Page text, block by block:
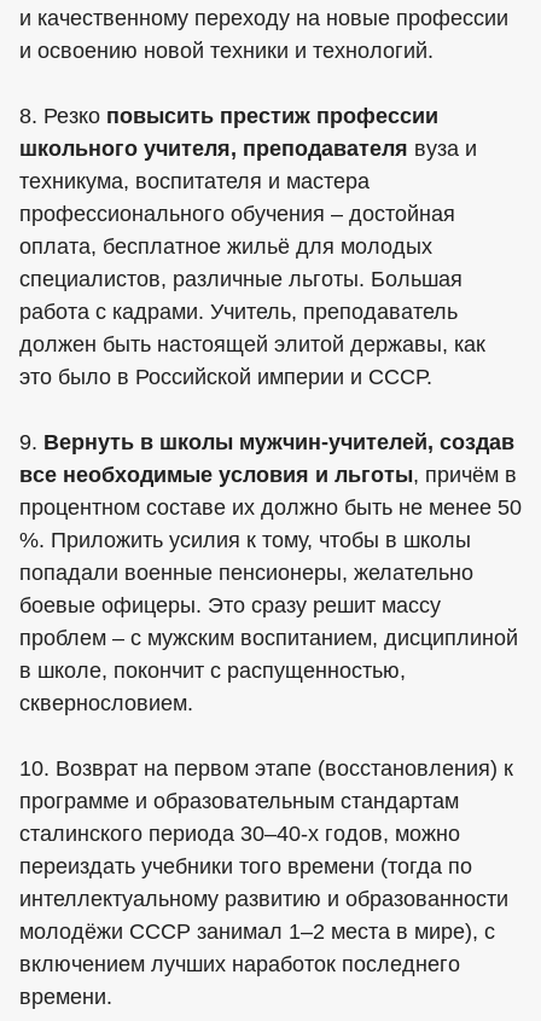
и качественному переходу на новые профессии
и освоению новой техники и технологий.
8. Резко повысить престиж профессии
школьного учителя, преподавателя вуза и
техникума, воспитателя и мастера
профессионального обучения – достойная
оплата, бесплатное жильё для молодых
специалистов, различные льготы. Большая
работа с кадрами. Учитель, преподаватель
должен быть настоящей элитой державы, как
это было в Российской империи и СССР.
9. Вернуть в школы мужчин-учителей, создав
все необходимые условия и льготы, причём в
процентном составе их должно быть не менее 50
%. Приложить усилия к тому, чтобы в школы
попадали военные пенсионеры, желательно
боевые офицеры. Это сразу решит массу
проблем – с мужским воспитанием, дисциплиной
в школе, покончит с распущенностью,
сквернословием.
10. Возврат на первом этапе (восстановления) к
программе и образовательным стандартам
сталинского периода 30–40-х годов, можно
переиздать учебники того времени (тогда по
интеллектуальному развитию и образованности
молодёжи СССР занимал 1–2 места в мире), с
включением лучших наработок последнего
времени.